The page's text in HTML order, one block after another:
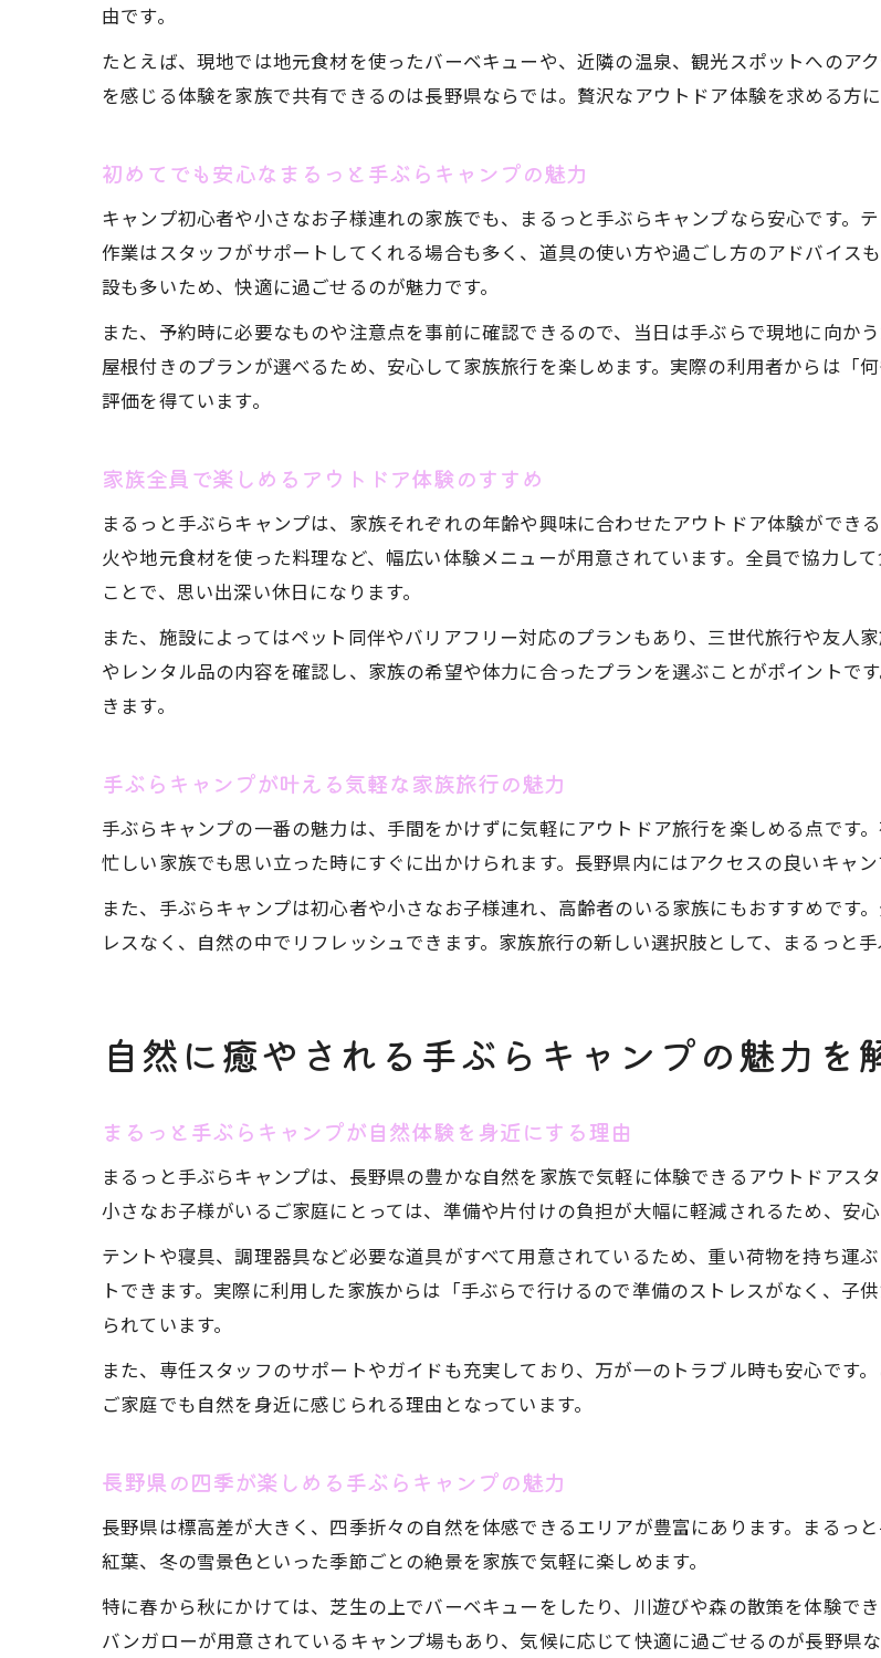
長野県の魅力を感じるまるっと手ぶら
まるっと手ぶらキャンプで家族の特別
自然と触れ合うまるっと手ぶらキャン
道具いらずのまるっと手ぶらキャンプ
由です。
たとえば、現地では地元食材を使ったバーベキューや、近隣の温泉、観光スポットへのア
を感じる体験を家族で共有できるのは長野県ならでは。贅沢なアウトドア体験を求める方
初めてでも安心なまるっと手ぶらキャンプの魅力
キャンプ初心者や小さなお子様連れの家族でも、まるっと手ぶらキャンプなら安心です。
作業はスタッフがサポートしてくれる場合も多く、道具の使い方や過ごし方のアドバイス
設も多いため、快適に過ごせるのが魅力です。
また、予約時に必要なものや注意点を事前に確認できるので、当日は手ぶらで現地に向か
屋根付きのプランが選べるため、安心して家族旅行を楽しめます。実際の利用者からは「
評価を得ています。
家族全員で楽しめるアウトドア体験のすすめ
まるっと手ぶらキャンプは、家族それぞれの年齢や興味に合わせたアウトドア体験ができ
火や地元食材を使った料理など、幅広い体験メニューが用意されています。全員で協力し
ことで、思い出深い休日になります。
また、施設によってはペット同伴やバリアフリー対応のプランもあり、三世代旅行や友人
やレンタル品の内容を確認し、家族の希望や体力に合ったプランを選ぶことがポイントで
きます。
手ぶらキャンプが叶える気軽な家族旅行の魅力
手ぶらキャンプの一番の魅力は、手間をかけずに気軽にアウトドア旅行を楽しめる点です
忙しい家族でも思い立った時にすぐに出かけられます。長野県内にはアクセスの良いキャ
また、手ぶらキャンプは初心者や小さなお子様連れ、高齢者のいる家族にもおすすめです
レスなく、自然の中でリフレッシュできます。家族旅行の新しい選択肢として、まるっと
自然に癒やされる手ぶらキャンプの魅力を
まるっと手ぶらキャンプが自然体験を身近にする理由
まるっと手ぶらキャンプは、長野県の豊かな自然を家族で気軽に体験できるアウトドアス
小さなお子様がいるご家庭にとっては、準備や片付けの負担が大幅に軽減されるため、安
テントや寝具、調理器具など必要な道具がすべて用意されているため、重い荷物を持ち運
トできます。実際に利用した家族からは「手ぶらで行けるので準備のストレスがなく、子
られています。
また、専任スタッフのサポートやガイドも充実しており、万が一のトラブル時も安心です
ご家庭でも自然を身近に感じられる理由となっています。
長野県の四季が楽しめる手ぶらキャンプの魅力
長野県は標高差が大きく、四季折々の自然を体感できるエリアが豊富にあります。まるっ
紅葉、冬の雪景色といった季節ごとの絶景を家族で気軽に楽しめます。
特に春から秋にかけては、芝生の上でバーベキューをしたり、川遊びや森の散策を体験で
バンガローが用意されているキャンプ場もあり、気候に応じて快適に過ごせるのが長野県な